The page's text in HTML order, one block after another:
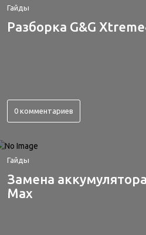
Гайды
Разборка G&G
0 комментариев
Гайды
Замена
Max